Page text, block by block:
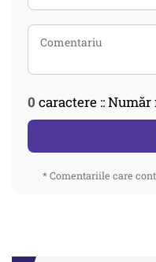
0 caractere ::
* Comentariile care